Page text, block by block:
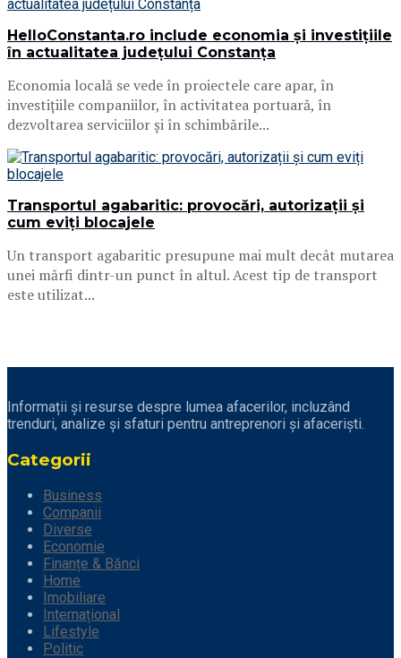
HelloConstanta.ro include economia și investițiile
în actualitatea județului Constanța
Economia locală se vede în proiectele care apar, în
investițiile companiilor, în activitatea portuară, în
dezvoltarea serviciilor și în schimbările...
Transportul agabaritic: provocări, autorizații și
cum eviți blocajele
Un transport agabaritic presupune mai mult decât mutarea
unei mărfi dintr-un punct în altul. Acest tip de transport
este utilizat...
Informații și resurse despre lumea afacerilor, incluzând
trenduri, analize și sfaturi pentru antreprenori și afaceriști.
Categorii
Business
Companii
Diverse
Economie
Finanțe & Bănci
Home
Imobiliare
Internațional
Lifestyle
Politic